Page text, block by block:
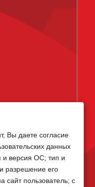
Вы даете согласие
данных
и версия ОС; тип и
разрешение его
сайт пользователь; с